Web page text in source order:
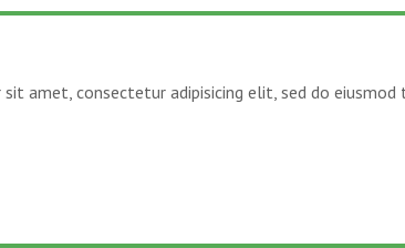
amet, consectetur adipisicing elit, sed do